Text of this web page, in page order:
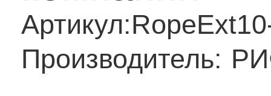
Артикул:
Производитель: